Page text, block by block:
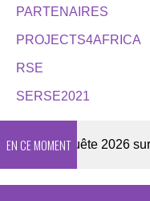
PARTENAIRES
PROJECTS4AFRICA
RSE
SERSE2021
EN CE MOMENT
Enquête 2026 sur la